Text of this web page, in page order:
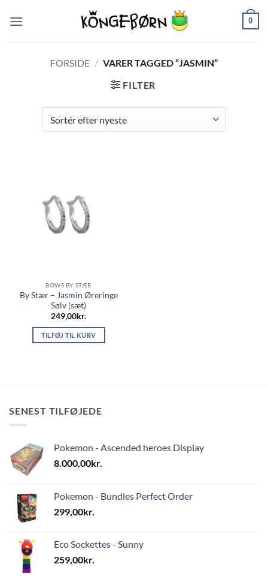
0
FORSIDE / VARER TAGGED “JASMIN”
FILTER
BOWS BY STÆR
By Stær – Jasmin Øreringe
Sølv (sæt)
249,00kr.
TILFØJ TIL KURV
SENEST TILFØJEDE
Pokemon - Ascended heroes Display
8.000,00kr.
Pokemon - Bundles Perfect Order
299,00kr.
Eco Sockettes - Sunny
259,00kr.